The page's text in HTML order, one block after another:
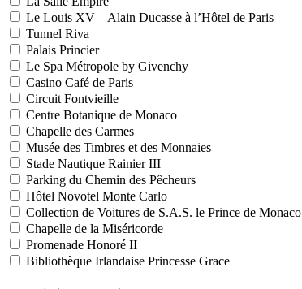
Le Louis XV – Alain Ducasse à l’Hôtel de Paris
Tunnel Riva
Palais Princier
Le Spa Métropole by Givenchy
Casino Café de Paris
Circuit Fontvieille
Centre Botanique de Monaco
Chapelle des Carmes
Musée des Timbres et des Monnaies
Stade Nautique Rainier III
Parking du Chemin des Pêcheurs
Hôtel Novotel Monte Carlo
Collection de Voitures de S.A.S. le Prince de Monaco
Chapelle de la Miséricorde
Promenade Honoré II
Bibliothèque Irlandaise Princesse Grace